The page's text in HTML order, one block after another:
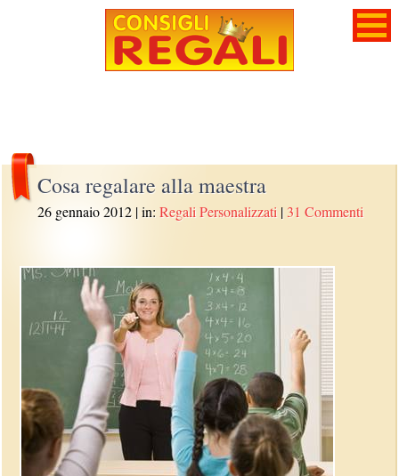
Cosa regalare alla maestra
26 gennaio 2012 | in:Regali Personalizzati | 31 Commenti